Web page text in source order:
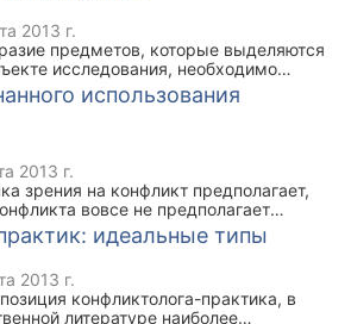
2013 г.
предметов, которые выделяются
исследования, необходимо
двух основных позиций в
использования
2013 г.
зрения на конфликт предполагает,
вовсе не предполагает
разрушения. Более того, многие
что конфликт созидателен, а
неумения им управлять.
рассмотрен как форма изменений, и
сколь велико его значение в
идеальные типы
2013 г.
конфликтолога-практика, в
литературе наиболее